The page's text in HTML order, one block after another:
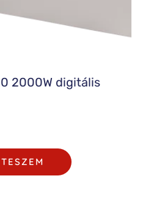
2000W digitális